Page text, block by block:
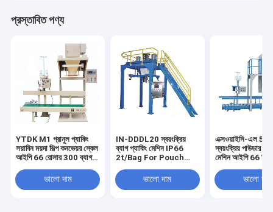
প্রস্তাবিত পণ্য
YTDK M1 গ্রানুল প্যাকিং
সয়াবিন ময়দা শিল্প কনভেয়র স্কেল
আইপি 66 রোলার 300 ব্যাগ /
ভালো দাম
IN-DDDL20 স্বয়ংক্রিয়
ব্যাগ প্যাকিং মেশিন IP66
2t/Bag For Pouch
feed 0.6m3/min
ভালো দাম
এক্সওয়াইসি-এল 5
স্বয়ংক্রিয় পাউডার
মেশিন আইপি 66
0.2%F.S ভরাট
ভালো দাম